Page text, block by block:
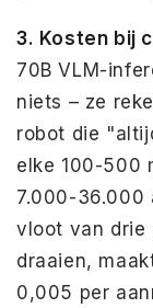
3. Kosten bij
70B VLM-
niets – ze
robot die
elke 100-500
7.000-36.000
vloot van drie
draaien,
0,005 per